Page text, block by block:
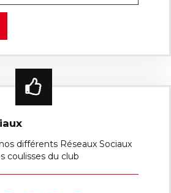
différents Réseaux Sociaux
coulisses du club